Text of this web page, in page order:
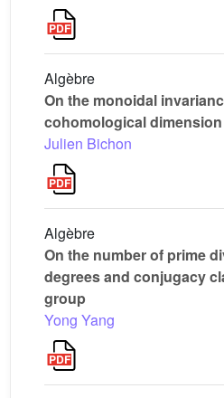
Algèbre
On the monoidal
cohomological
Julien Bichon
Algèbre
On the number of prime
degrees and conjugacy
group
Yong Yang